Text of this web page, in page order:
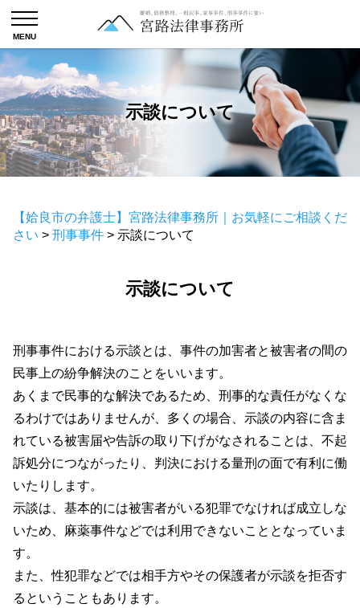
示談について
【姶良市の弁護士】宮路法律事務所｜お気軽にご相談くだ
さい > 刑事事件 > 示談について
示談について
刑事事件における示談とは、事件の加害者と被害者の間の
民事上の紛争解決のことをいいます。
あくまで民事的な解決であるため、刑事的な責任がなくな
るわけではありませんが、多くの場合、示談の内容に含ま
れている被害届や告訴の取り下げがなされることは、不起
訴処分につながったり、判決における量刑の面で有利に働
いたりします。
示談は、基本的には被害者がいる犯罪でなければ成立しな
いため、麻薬事件などでは利用できないこととなっていま
す。
また、性犯罪などでは相手方やその保護者が示談を拒否す
るということもあります。